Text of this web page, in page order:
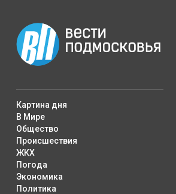
Картина дня
В Мире
Общество
Происшествия
ЖКХ
Погода
Экономика
Политика